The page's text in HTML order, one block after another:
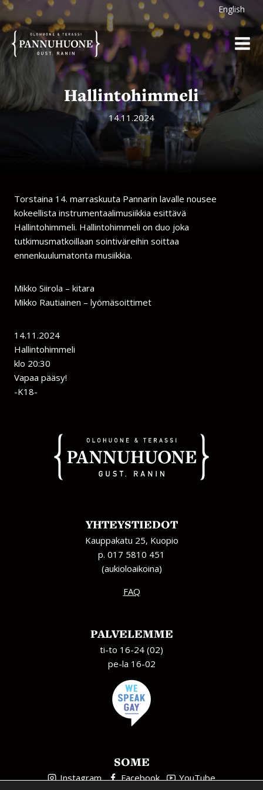
Siirry
sisältöön
English
Hallintohimmeli
14.11.2024
Torstaina 14. marraskuuta Pannarin lavalle nousee
kokeellista instrumentaalimusiikkia esittävä
Hallintohimmeli. Hallintohimmeli on duo joka
tutkimusmatkoillaan sointiväreihin soittaa
ennenkuulumatonta musiikkia.
Mikko Siirola – kitara
Mikko Rautiainen – lyömäsoittimet
14.11.2024
Hallintohimmeli
klo 20:30
Vapaa pääsy!
-K18-
YHTEYSTIEDOT
Kauppakatu 25, Kuopio
p. 017 5810 451
(aukioloaikoina)
FAQ
PALVELEMME
ti-to 16-24 (02)
pe-la 16-02
SOME
Instagram Facebook YouTube